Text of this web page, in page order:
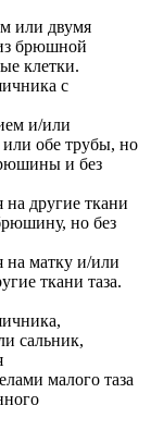
или двумя
брюшной
клетки.
с
и/или
или обе трубы, но
и без
на другие ткани
но без
на матку и/или
ткани таза.
сальник,
малого таза